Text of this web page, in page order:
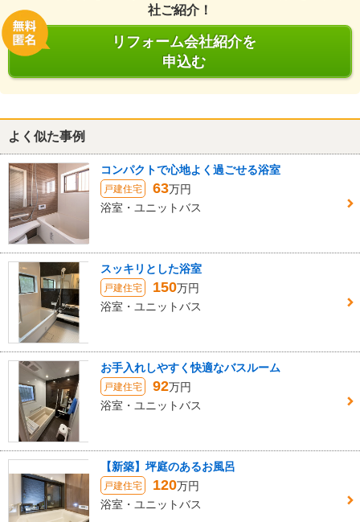
社ご紹介！
リフォーム会社紹介を
申込む
よく似た事例
コンパクトで心地よく過ごせる浴室
戸建住宅 63万円
浴室・ユニットバス
スッキリとした浴室
戸建住宅 150万円
浴室・ユニットバス
お手入れしやすく快適なバスルーム
戸建住宅 92万円
浴室・ユニットバス
【新築】坪庭のあるお風呂
戸建住宅 120万円
浴室・ユニットバス